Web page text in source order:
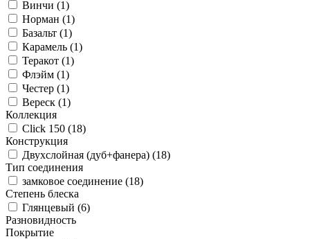
Винчи (1)
Норман (1)
Базальт (1)
Карамель (1)
Теракот (1)
Флэйм (1)
Честер (1)
Вереск (1)
Коллекция
Click 150 (18)
Конструкция
Двухслойная (дуб+фанера) (18)
Тип соединения
замковое соединение (18)
Степень блеска
Глянцевый (6)
Разновидность
Покрытие